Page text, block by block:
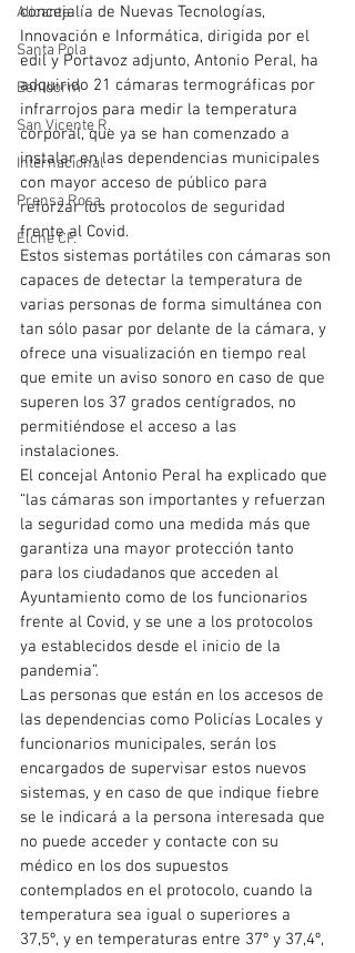
Alicante
Santa Pola
Benidorm
San Vicente R.
Internacional
Prensa Rosa
Elche CF.
concejalía de Nuevas Tecnologías,
Innovación e Informática, dirigida por el
edil y Portavoz adjunto, Antonio Peral, ha
adquirido 21 cámaras termográficas por
infrarrojos para medir la temperatura
corporal, que ya se han comenzado a
instalar en las dependencias municipales
con mayor acceso de público para
reforzar los protocolos de seguridad
frente al Covid.
Estos sistemas portátiles con cámaras son
capaces de detectar la temperatura de
varias personas de forma simultánea con
tan sólo pasar por delante de la cámara, y
ofrece una visualización en tiempo real
que emite un aviso sonoro en caso de que
superen los 37 grados centígrados, no
permitiéndose el acceso a las
instalaciones.
El concejal Antonio Peral ha explicado que
“las cámaras son importantes y refuerzan
la seguridad como una medida más que
garantiza una mayor protección tanto
para los ciudadanos que acceden al
Ayuntamiento como de los funcionarios
frente al Covid, y se une a los protocolos
ya establecidos desde el inicio de la
pandemia”.
Las personas que están en los accesos de
las dependencias como Policías Locales y
funcionarios municipales, serán los
encargados de supervisar estos nuevos
sistemas, y en caso de que indique fiebre
se le indicará a la persona interesada que
no puede acceder y contacte con su
médico en los dos supuestos
contemplados en el protocolo, cuando la
temperatura sea igual o superiores a
37,5º, y en temperaturas entre 37º y 37,4º,